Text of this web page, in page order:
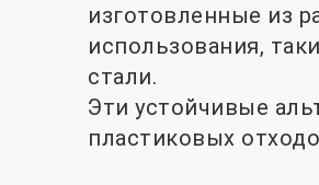
изготовленные из
использования,
стали.
Эти устойчивые
пластиковых